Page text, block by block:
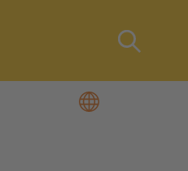
more
characters